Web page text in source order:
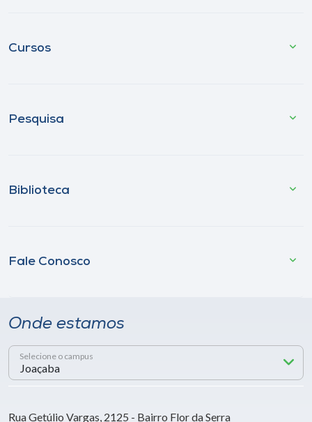
Cursos
Pesquisa
Biblioteca
Fale Conosco
Onde estamos
Selecione o campus
Rua Getúlio Vargas, 2125 - Bairro Flor da Serra